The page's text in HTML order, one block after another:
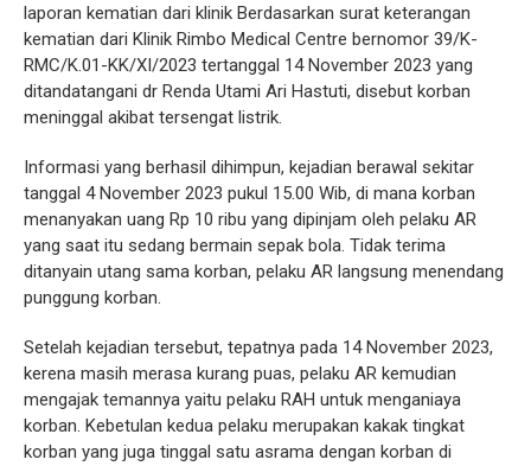
laporan kematian dari klinik Berdasarkan surat keterangan
kematian dari Klinik Rimbo Medical Centre bernomor 39/K-
RMC/K.01-KK/XI/2023 tertanggal 14 November 2023 yang
ditandatangani dr Renda Utami Ari Hastuti, disebut korban
meninggal akibat tersengat listrik.
Informasi yang berhasil dihimpun, kejadian berawal sekitar
tanggal 4 November 2023 pukul 15.00 Wib, di mana korban
menanyakan uang Rp 10 ribu yang dipinjam oleh pelaku AR
yang saat itu sedang bermain sepak bola. Tidak terima
ditanyain utang sama korban, pelaku AR langsung menendang
punggung korban.
Setelah kejadian tersebut, tepatnya pada 14 November 2023,
kerena masih merasa kurang puas, pelaku AR kemudian
mengajak temannya yaitu pelaku RAH untuk menganiaya
korban. Kebetulan kedua pelaku merupakan kakak tingkat
korban yang juga tinggal satu asrama dengan korban di